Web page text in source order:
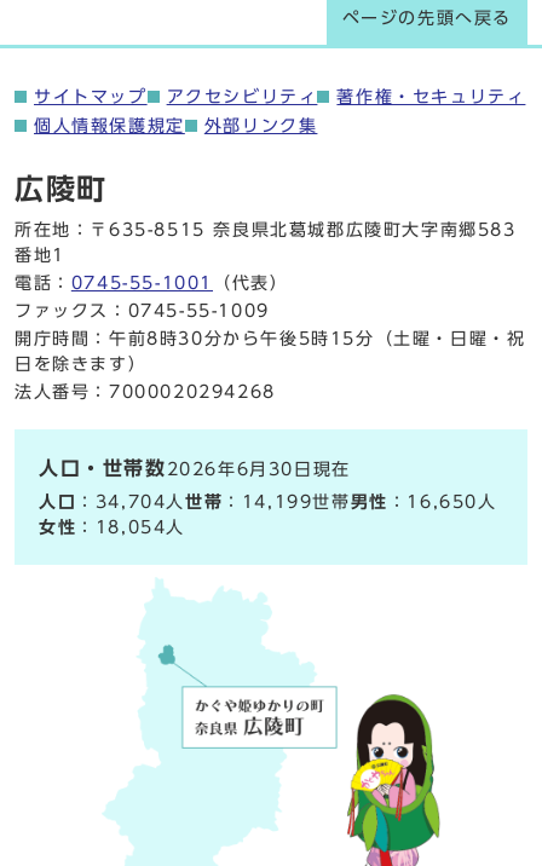
ページの先頭へ戻る
サイトマップ アクセシビリティ
著作権・セキュリティ
個人情報保護規定
外部リンク集
広陵町
所在地：〒635-8515 奈良県北葛城郡広陵町大字南郷583
番地1
電話： 0745-55-1001
（代表）
ファックス：0745-55-1009
開庁時間：午前8時30分から午後5時15分（土曜・日曜・祝
日を除きます）
法人番号：7000020294268
人口・世帯数 2026年6月30日現在
人口
：34,704人世帯 ：14,199世帯男性 ：16,650人
女性 ：18,054人